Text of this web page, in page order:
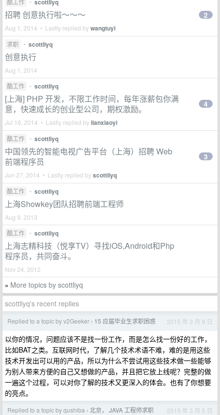
酷工作 • scottliyq
招聘 创意执行啦～～～
Aug 1, 2014 • Lastly replied bywangtuyi
2
求职 • scottliyq
创意执行
Aug 1, 2014
酷工作
• scottliyq
[上海] PHP 开发，不限工作时间，每年涨薪包你满
意，快速成长的创业型公司，期权激励。
Jul 16, 2014 • Lastly replied bylianxiaoyi
4
酷工作 • scottliyq
中国领先的智能电视广告平台（上海）招聘 Web
前端程序员
Jun 27, 2014 • Lastly replied byscottliyq
3
酷工作 • scottliyq
上海Showkey团队招聘前端工程师
Aug 9, 2013
酷工作
• scottliyq
上海志精科技（悦享TV）寻找iOS,Android和Php
程序员，共同奋斗。
Nov 24, 2012
» More topics by scottliyq
scottliyq's recent replies
Replied to a topic by v2Geeker › 15 应届毕业生求职困惑 2015 年 3 月 9 日
以你的情况，问题应该不是找一份工作，而是怎么找一份好的工作，
比如BAT之类。互联网时代，了解几个技术术语不难，难的是用这些
技术开发出可以用的产品，所以为什么不尝试用这些技术做一些能够
为别人带来方便的自己又想做的产品，并且把它放上线呢？完整的做
一遍这个过程，可以对你了解的技术又更深入的体会。也有了你想要
的亮点。
Replied to a topic by qushiba › 北京， JAVA 工程师求职 2015 年 3 月 5 日